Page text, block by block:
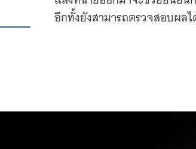
อีกทั้งยังสามารถตรวจสอบผล